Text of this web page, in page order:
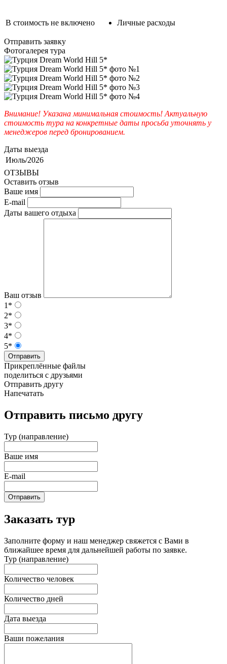
В стоимость не включено Личные расходы
Отправить заявку
Фотогалерея тура
Внимание! Указана минимальная стоимость! Актуальную
стоимость тура на конкретные даты просьба уточнять у
менеджеров перед бронированием.
Даты выезда
Июль/2026
ОТЗЫВЫ
Оставить отзыв
Ваше имя
E-mail
Даты вашего отдыха
Ваш отзыв
1*
2*
3*
4*
5*
Отправить
Прикреплённые файлы
поделиться с друзьями
Отправить другу
Напечатать
Отправить письмо другу
Тур (направление)
Ваше имя
E-mail
Отправить
Заказать тур
Заполните форму и наш менеджер свяжется с Вами в
ближайшее время для дальнейшей работы по заявке.
Тур (направление)
Количество человек
Количество дней
Дата выезда
Ваши пожелания